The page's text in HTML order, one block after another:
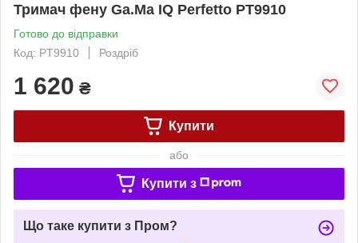
Тримач фену Ga.Ma IQ Perfetto PT9910
Готово до відправки
Код: PT9910
Роздріб
1 620 ₴
Купити
або
Купити з
Що таке купити з Пром?